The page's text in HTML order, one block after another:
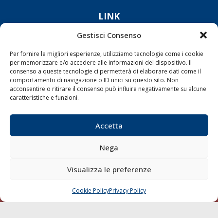
Gestisci Consenso
Per fornire le migliori esperienze, utilizziamo tecnologie come i cookie
per memorizzare e/o accedere alle informazioni del dispositivo. Il
consenso a queste tecnologie ci permetterà di elaborare dati come il
comportamento di navigazione o ID unici su questo sito. Non
acconsentire o ritirare il consenso può influire negativamente su alcune
caratteristiche e funzioni.
Accetta
Nega
Visualizza le preferenze
Cookie PolicyPrivacy Policy
LINK
Shipping
Porti/Interporti
Trasporti
Varie
Compagnie di Navigazione
Blue economy
Contatti
SEGUI
CHIAMA SCRIVI